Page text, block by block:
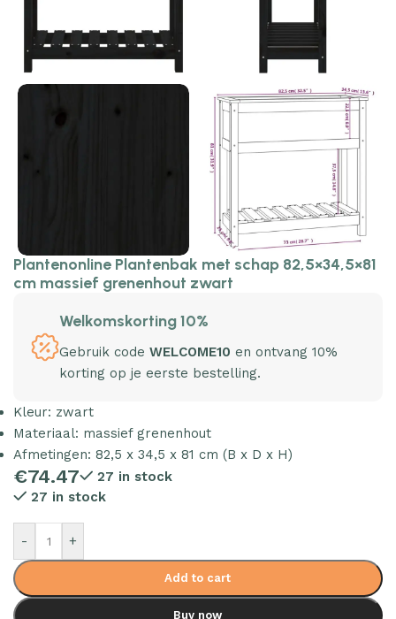
Plantenonline Plantenbak met schap 82,5×34,5×81
cm massief grenenhout zwart
Welkomskorting 10%
Gebruik code WELCOME10 en ontvang 10%
korting op je eerste bestelling.
Kleur: zwart
Materiaal: massief grenenhout
Afmetingen: 82,5 x 34,5 x 81 cm (B x D x H)
€74.47
27 in stock
27 in stock
- +
Add to cart
Buy now